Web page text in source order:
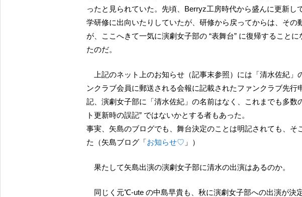
ったと見られていた。先頃、Berryz工房時代から盛んに更新し
学研修に出向いたりしていたが、研修から戻ってからは、その
が、ここへきて一気に演劇女子部の “表舞台” に復帰すること
たのだ。
上記のネット上のお知らせ（記事末参照）には「清水佐紀」の名前が明記されている一方、ファ
ンクラブ会員に郵送される会報に記載されたファンクラブ先行
記、演劇女子部に「清水佐紀」の名前はなく、これまでも多数
ト更新時の誤記” ではないかとする者もあった。
事実、矢島のブログでも、舞台決定のことは明記されても、そ
た（矢島ブログ「お知らせ♡ 」）
果たして矢島出演の演劇女子部に清水の出演はあるのか。
同じく元℃-ute の中島早貴も、秋に演劇女子部への出演が決定しており、後輩たち（アンジュル